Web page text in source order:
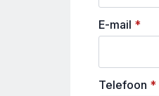
E-mail *
Telefoon *